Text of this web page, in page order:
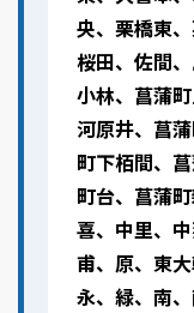
央、栗橋東
桜田、佐間
小林、菖蒲
河原井、菖
町下栢間、
町台、菖蒲
喜、中里、
甫、原、東
永、緑、南